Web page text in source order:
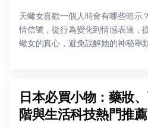
天蠍女喜歡一個人時會有哪些暗示
情信號，從行為變化到情感表達，
蠍女的真心，避免誤解她的神秘舉動
日本必買小物：藥妝
階與生活科技熱門推薦